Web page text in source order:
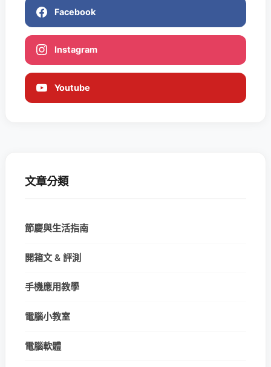
Facebook
Instagram
Youtube
文章分類
節慶與生活指南
開箱文 & 評測
手機應用教學
電腦小教室
電腦軟體